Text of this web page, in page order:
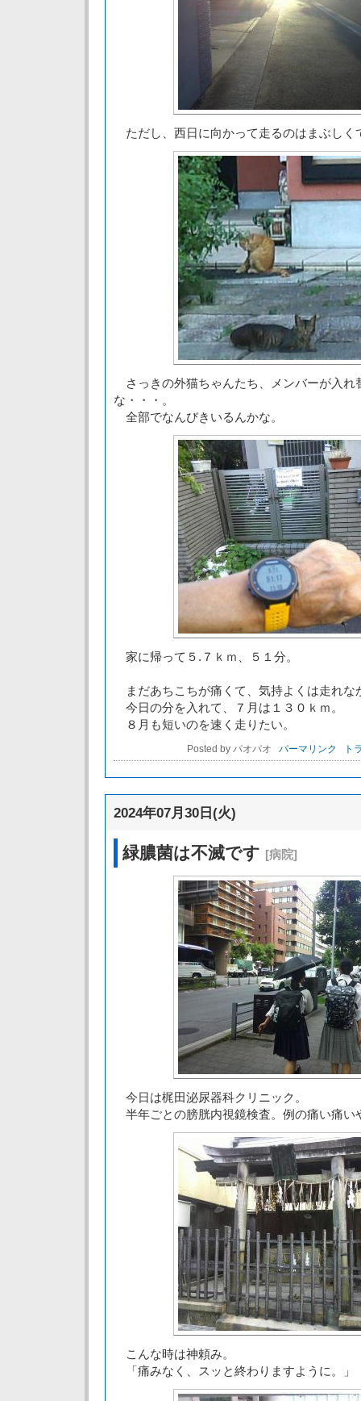
ただし、西日に向かって走るのはまぶしく
さっきの外猫ちゃんたち、メンバーが入れ
な・・・。
全部でなんびきいるんかな。
家に帰って５.７ｋｍ、５１分。
まだあちこちが痛くて、気持よくは走れな
今日の分を入れて、７月は１３０ｋｍ。
８月も短いのを速く走りたい。
Posted by パオパオ パーマリンク ト
2024年07月30日(火)
緑膿菌は不滅です [病院]
今日は梶田泌尿器科クリニック。
半年ごとの膀胱内視鏡検査。例の痛い痛い
こんな時は神頼み。
「痛みなく、スッと終わりますように。」